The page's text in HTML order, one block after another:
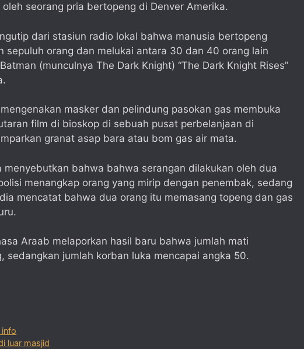
seorang pria bertopeng di Denver Amerika.
dari stasiun radio lokal bahwa manusia bertopeng
sepuluh orang dan melukai antara 30 dan 40 orang lain
(munculnya The Dark Knight) “The Dark Knight Rises”
masker dan pelindung pasokan gas membuka
film di bioskop di sebuah pusat perbelanjaan di
granat asap bara atau bom gas air mata.
menyebutkan bahwa bahwa serangan dilakukan oleh dua
menangkap orang yang mirip dengan penembak, sedang
mencatat bahwa dua orang itu memasang topeng dan gas
Araab melaporkan hasil baru bahwa jumlah mati
sedangkan jumlah korban luka mencapai angka 50.
info
luar masjid